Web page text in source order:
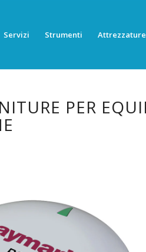
Servizi Strumenti Attrezzature
PER